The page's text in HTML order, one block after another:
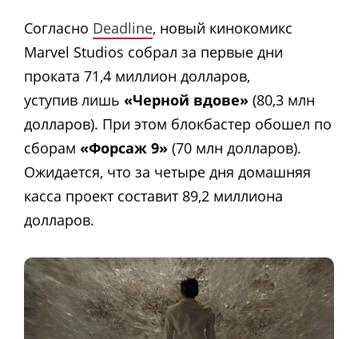
Согласно Deadline, новый кинокомикс
Marvel Studios собрал за первые дни
проката 71,4 миллион долларов,
уступив лишь «Черной вдове» (80,3 млн
долларов). При этом блокбастер обошел по
сборам «Форсаж 9» (70 млн долларов).
Ожидается, что за четыре дня домашняя
касса проект составит 89,2 миллиона
долларов.